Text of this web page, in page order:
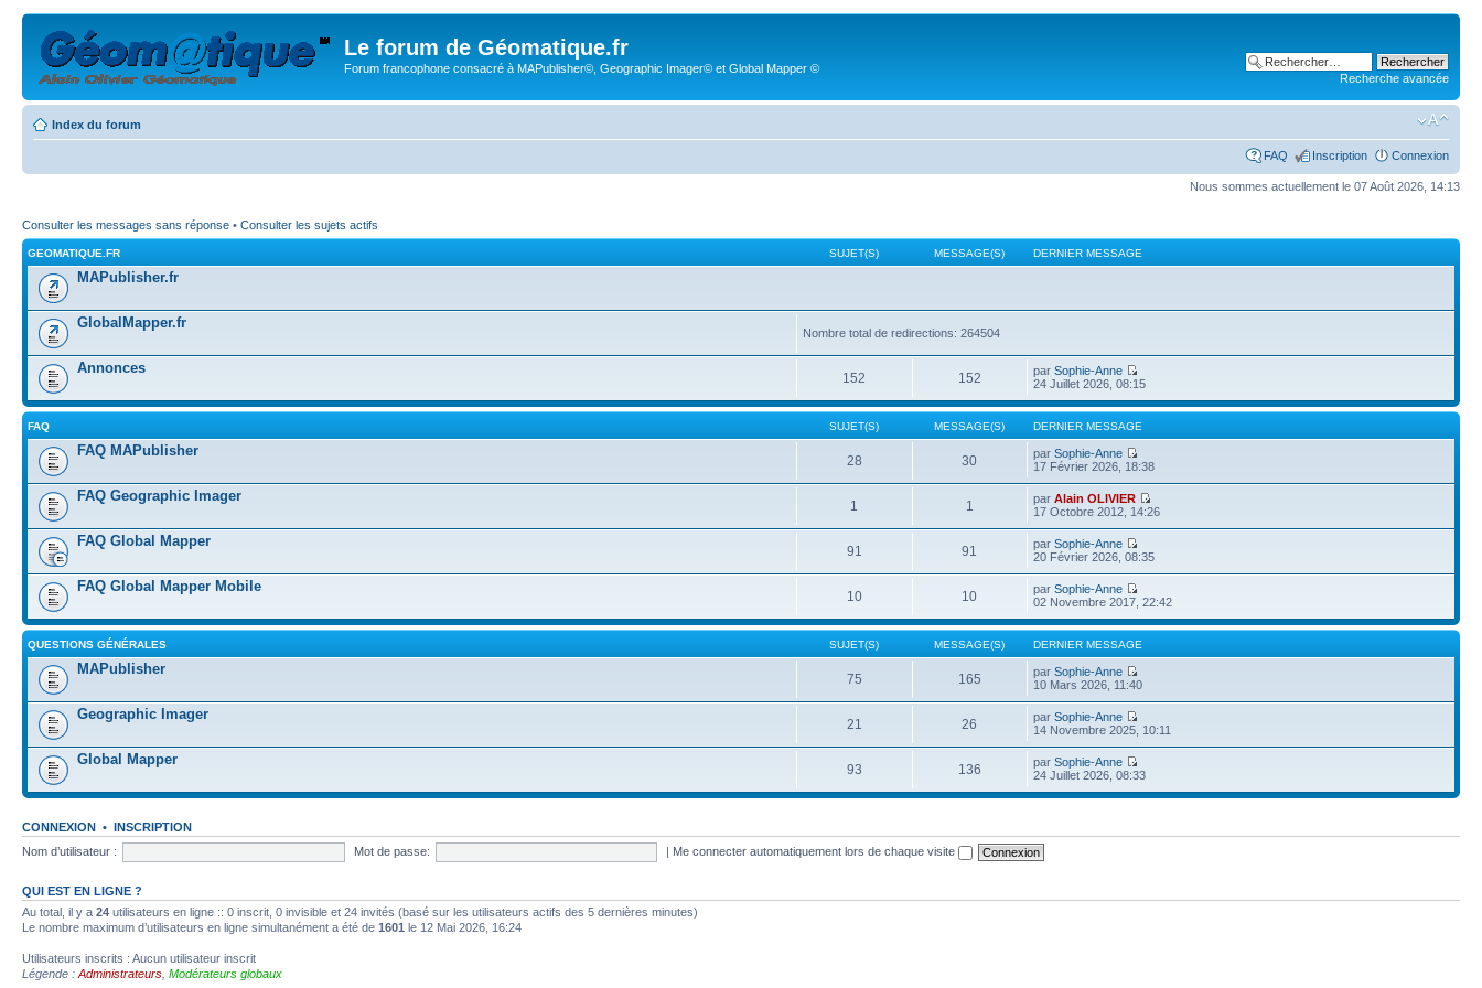
Le forum de Géomatique.fr
Forum francophone consacré à MAPublisher©, Geographic Imager© et Global Mapper ©
Recherche avancée
Index du forum
FAQ Inscription Connexion
Nous sommes actuellement le 07 Août 2026, 14:13
Consulter les messages sans réponse • Consulter les sujets actifs
GEOMATIQUE.FR SUJET(S) MESSAGE(S) DERNIER MESSAGE
MAPublisher.fr
GlobalMapper.fr
Nombre total de redirections: 264504
Annonces
152 152 parSophie-Anne
24 Juillet 2026, 08:15
FAQ SUJET(S) MESSAGE(S) DERNIER MESSAGE
FAQ MAPublisher
28 30 parSophie-Anne
17 Février 2026, 18:38
FAQ Geographic Imager
1 1 parAlain OLIVIER
17 Octobre 2012, 14:26
FAQ Global Mapper
91 91 parSophie-Anne
20 Février 2026, 08:35
FAQ Global Mapper Mobile
10 10 parSophie-Anne
02 Novembre 2017, 22:42
QUESTIONS GÉNÉRALES SUJET(S) MESSAGE(S) DERNIER MESSAGE
MAPublisher
75 165 parSophie-Anne
10 Mars 2026, 11:40
Geographic Imager
21 26 parSophie-Anne
14 Novembre 2025, 10:11
Global Mapper
93 136 parSophie-Anne
24 Juillet 2026, 08:33
CONNEXION • INSCRIPTION
Nom d’utilisateur :
Mot de passe: | Me connecter automatiquement lors de chaque visite
QUI EST EN LIGNE ?
Au total, il y a 24 utilisateurs en ligne :: 0 inscrit, 0 invisible et 24 invités (basé sur les utilisateurs actifs des 5 dernières minutes)
Le nombre maximum d’utilisateurs en ligne simultanément a été de 1601 le 12 Mai 2026, 16:24
Utilisateurs inscrits : Aucun utilisateur inscrit
Légende : Administrateurs Modérateurs globaux